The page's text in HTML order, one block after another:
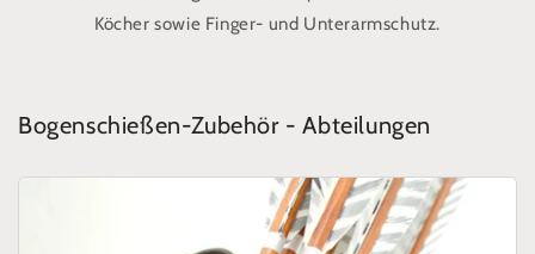
Köcher sowie Finger- und Unterarmschutz.
Bogenschießen-Zubehör - Abteilungen